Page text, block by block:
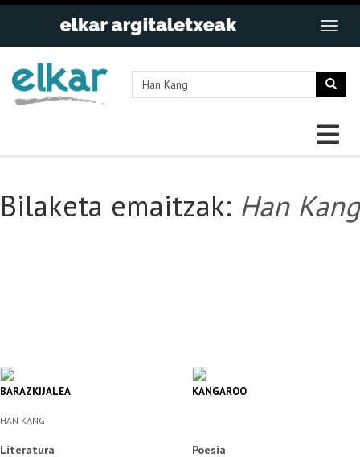
Bilaketa emaitzak: Han Kang
BARAZKIJALEA
HAN KANG
Literatura
KANGAROO
Poesia